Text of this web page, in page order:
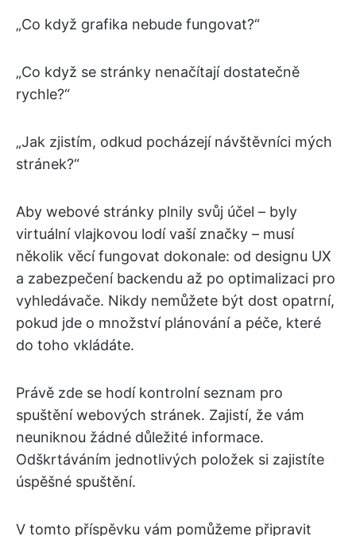
„Co když grafika nebude fungovat?“
„Co když se stránky nenačítají dostatečně
rychle?“
„Jak zjistím, odkud pocházejí návštěvníci mých
stránek?“
Aby webové stránky plnily svůj účel – byly
virtuální vlajkovou lodí vaší značky – musí
několik věcí fungovat dokonale: od designu UX
a zabezpečení backendu až po optimalizaci pro
vyhledávače. Nikdy nemůžete být dost opatrní,
pokud jde o množství plánování a péče, které
do toho vkládáte.
Právě zde se hodí kontrolní seznam pro
spuštění webových stránek. Zajistí, že vám
neuniknou žádné důležité informace.
Odškrtáváním jednotlivých položek si zajistíte
úspěšné spuštění.
V tomto příspěvku vám pomůžeme připravit